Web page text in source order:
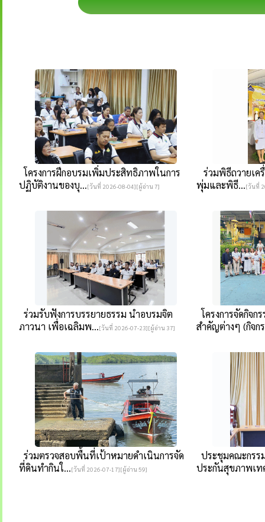
โครงการฝึกอบรมเพิ่มประสิทธิภาพในการ
ปฏิบัติงานของบุ...[วันที่ 2026-08-04][ผู้อ่าน 7]
ร่วมพิธีถวายเค
พุ่มและพิธี...[วันที่
ร่วมรับฟังการบรรยายธรรม นำอบรมจิต
ภาวนา เพื่อเฉลิมพ...[วันที่ 2026-07-23][ผู้อ่าน 37]
โครงการจัดกิจ
สำคัญต่างๆ (กิจก
ร่วมตรวจสอบพื้นที่เป้าหมายดำเนินการจัด
ที่ดินทำกินใ...[วันที่ 2026-07-17][ผู้อ่าน 59]
ประชุมคณะกรร
ประกันสุขภาพเท